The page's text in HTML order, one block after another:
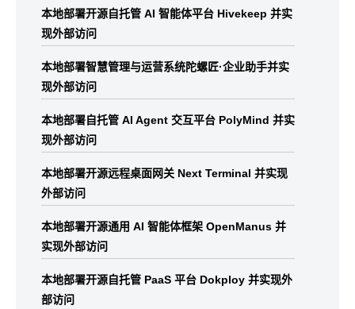
本地部署开源自托管 AI 智能体平台 Hivekeep 并实
现外部访问
本地部署智慧管理与运营系统陀螺匠·企业助手并实
现外部访问
本地部署自托管 AI Agent 交互平台 PolyMind 并实
现外部访问
本地部署开源远程桌面网关 Next Terminal 并实现
外部访问
本地部署开源通用 AI 智能体框架 OpenManus 并
实现外部访问
本地部署开源自托管 PaaS 平台 Dokploy 并实现外
部访问